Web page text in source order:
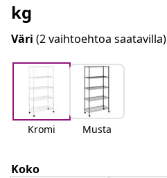
kg
Väri (2 vaihtoehtoa saatavilla)
Kromi Musta
Koko